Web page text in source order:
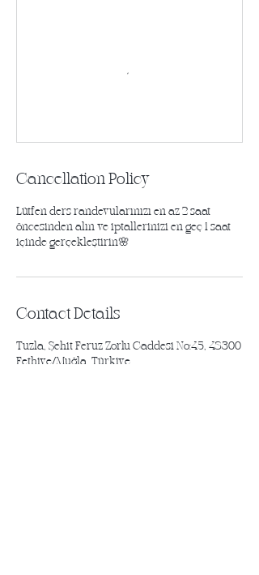
Cancellation Policy
Lütfen ders randevularınızı en az 2 saat
öncesinden alın ve iptallerinizi en geç 1 saat
içinde gerçekleştirin🌸
Contact Details
Tuzla, Şehit Feruz Zorlu Caddesi No:45, 48300
Fethiye/Muğla, Türkiye